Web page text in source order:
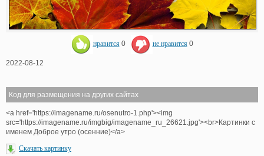
нравится 0 не нравится 0
2022-08-12
Код для размещения на других сайтах
<a href='https://imagename.ru/osenutro-1.php'><img
src='https://imagename.ru/imgbig/imagename_ru_26621.jpg'><br>Картинки с
именем Доброе утро (осенние)</a>
Скачать картинку